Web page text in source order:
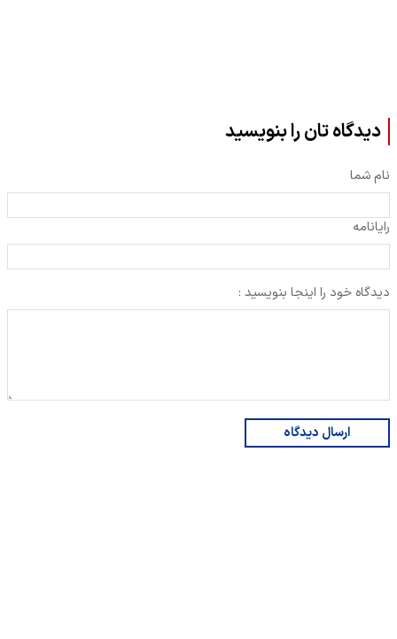
دیدگاه تان را بنویسید
نام شما
رایانامه
دیدگاه خود را اینجا بنویسید :
ارسال دیدگاه